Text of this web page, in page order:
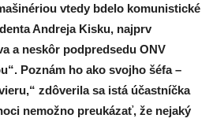
vtedy bdelo komunistické
Andreja Kisku, najprv
a neskôr podpredsedu ONV
Poznám ho ako svojho šéfa –
zdôverila sa istá účastníčka
nemožno preukázať, že nejaký